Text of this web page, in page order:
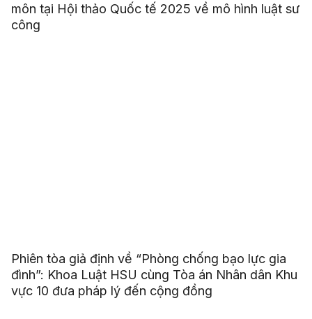
môn tại Hội thảo Quốc tế 2025 về mô hình luật sư
công
Phiên tòa giả định về “Phòng chống bạo lực gia
đình”: Khoa Luật HSU cùng Tòa án Nhân dân Khu
vực 10 đưa pháp lý đến cộng đồng